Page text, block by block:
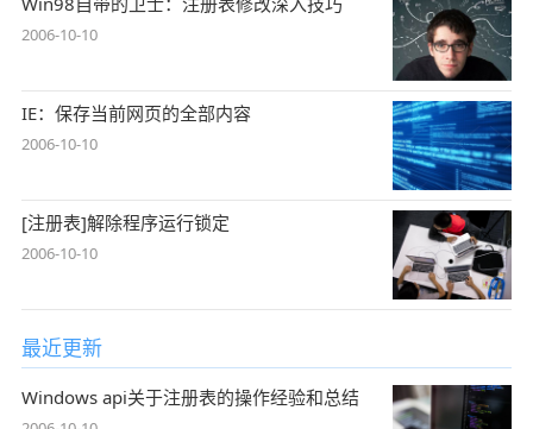
2006-10-10
IE：保存当前网页的全部内容
2006-10-10
[注册表]解除程序运行锁定
2006-10-10
最近更新
Windows api关于注册表的操作经验和总结